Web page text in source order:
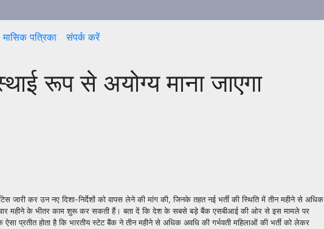
मासिक पत्रिका
संपर्क करें
रूप से अयोग्य माना जाएगा
जारी कर उन नए दिशा-निर्देशों को वापस लेने की मांग की, जिनके तहत नई भर्ती की स्थिति में तीन महीने से अधिक
चार महीने के भीतर काम शुरू कर सकती हैं। बता दें कि देश के सबसे बड़े बैंक एसबीआई की ओर से इस मामले पर
प्रतीत होता है कि भारतीय स्टेट बैंक ने तीन महीने से अधिक अवधि की गर्भवती महिलाओं की भर्ती को लेकर